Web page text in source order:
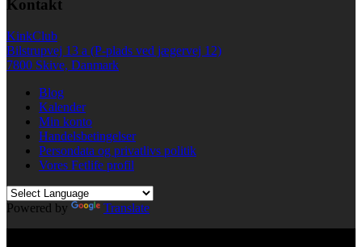
Kontakt
KinkClub
Bilstrupvej 13 a (P-plads ved jægervej 12)
7800 Skive, Danmark
Blog
Kalender
Min konto
Handelsbetingelser
Persondata og privatlivs politik
Vores Fetlife profil
Powered by
Translate